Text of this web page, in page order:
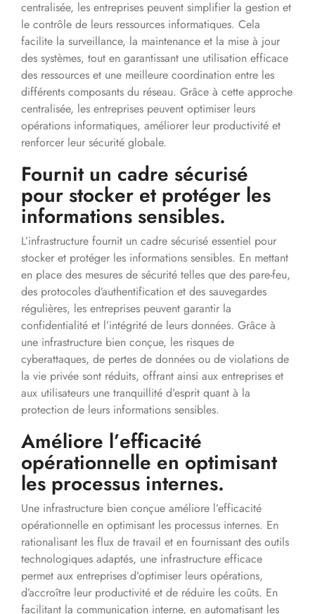
centralisée, les entreprises peuvent simplifier la gestion et
le contrôle de leurs ressources informatiques. Cela
facilite la surveillance, la maintenance et la mise à jour
des systèmes, tout en garantissant une utilisation efficace
des ressources et une meilleure coordination entre les
différents composants du réseau. Grâce à cette approche
centralisée, les entreprises peuvent optimiser leurs
opérations informatiques, améliorer leur productivité et
renforcer leur sécurité globale.
Fournit un cadre sécurisé
pour stocker et protéger les
informations sensibles.
L’infrastructure fournit un cadre sécurisé essentiel pour
stocker et protéger les informations sensibles. En mettant
en place des mesures de sécurité telles que des pare-feu,
des protocoles d’authentification et des sauvegardes
régulières, les entreprises peuvent garantir la
confidentialité et l’intégrité de leurs données. Grâce à
une infrastructure bien conçue, les risques de
cyberattaques, de pertes de données ou de violations de
la vie privée sont réduits, offrant ainsi aux entreprises et
aux utilisateurs une tranquillité d’esprit quant à la
protection de leurs informations sensibles.
Améliore l’efficacité
opérationnelle en optimisant
les processus internes.
Une infrastructure bien conçue améliore l’efficacité
opérationnelle en optimisant les processus internes. En
rationalisant les flux de travail et en fournissant des outils
technologiques adaptés, une infrastructure efficace
permet aux entreprises d’optimiser leurs opérations,
d’accroître leur productivité et de réduire les coûts. En
facilitant la communication interne, en automatisant les